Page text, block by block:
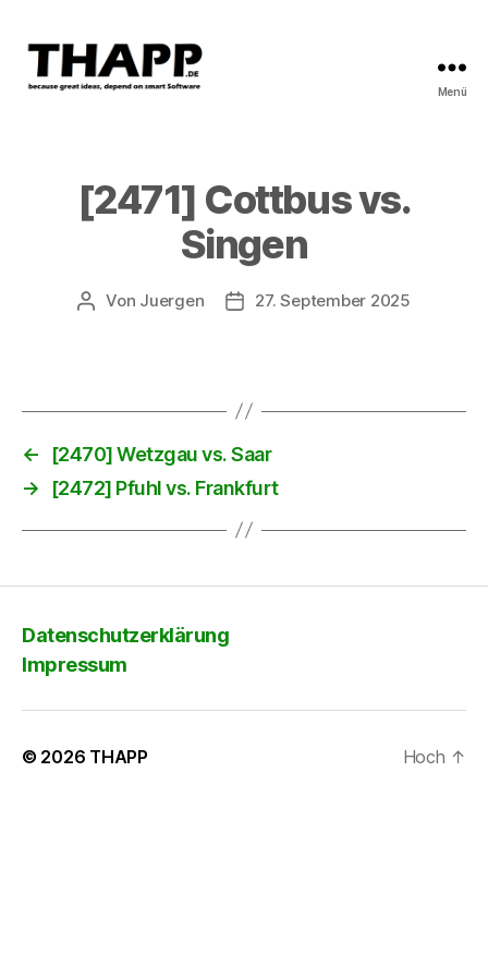
Menü
[2471] Cottbus vs.
Singen
Beitragsautor
Von Juergen Beitragsdatum
27. September 2025
←
[2470] Wetzgau vs. Saar
→
[2472] Pfuhl vs. Frankfurt
Datenschutzerklärung
Impressum
© 2026 THAPP Hoch ↑